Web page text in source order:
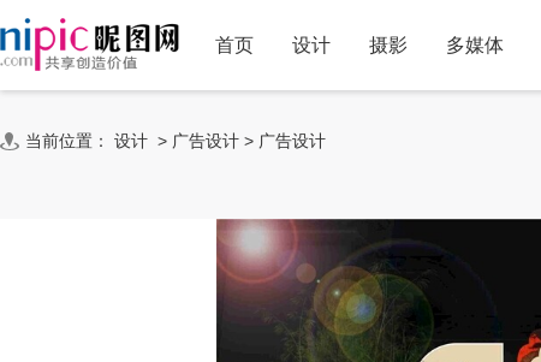
首页 设计 摄影 多媒体
当前位置： 设计 > 广告设计 > 广告设计